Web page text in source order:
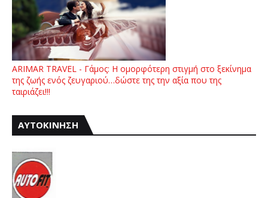
ARIMAR TRAVEL - Γάμος: Η ομορφότερη στιγμή στο ξεκίνημα
της ζωής ενός ζευγαριού…δώστε της την αξία που της
ταιριάζει!!!
ΑΥΤΟΚΙΝΗΣΗ